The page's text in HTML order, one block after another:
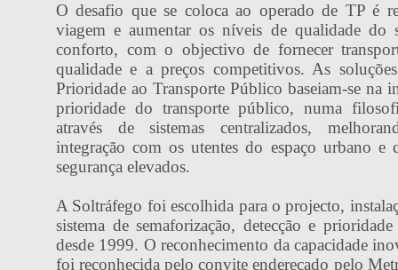
O desafio que se coloca ao operado de TP é
viagem e aumentar os níveis de qualidade do
conforto, com o objectivo de fornecer
qualidade e a preços competitivos. As
Prioridade ao Transporte Público baseiam-se na
prioridade do transporte público, numa
através de sistemas centralizados,
integração com os utentes do espaço urbano e
segurança elevados.
A Soltráfego foi escolhida para o projecto,
sistema de semaforização, detecção e
desde 1999. O reconhecimento da capacidade
foi reconhecida pelo convite endereçado pelo